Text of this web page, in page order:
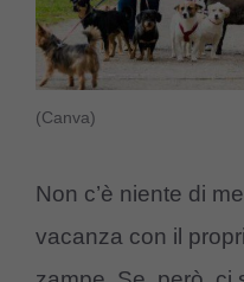
(Canva)
Non c’è niente di
vacanza con il